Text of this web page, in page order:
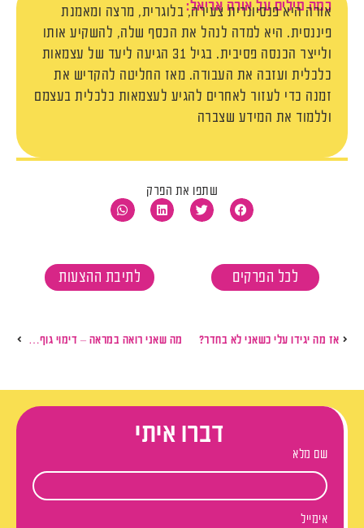
כמה מילים על אורה אריאל:
אורה היא פנסיונרית צעירה, בלוגרית, מרצה ומאמנת
פיננסית. היא למדה לנהל את הכסף שלה, להשקיע אותו
ולייצר הכנסה פסיבית. בגיל 31 הגיעה ליעד של עצמאות
כלכלית ועזבה את העבודה. מאז החליטה להקדיש את
זמנה כדי לעזור לאחרים להגיע לעצמאות כלכלית בעצמם
וללמוד את המידע שצברה
שתפו את הפרק
לכל הפרקים לתיבת ההצעות
אז מה יגידו עלי כשאני לא בחדר? מה שאני רואה במראה – דימוי גוף עם רוני גברעם סידיס
דברו איתי
שם מלא
אימייל